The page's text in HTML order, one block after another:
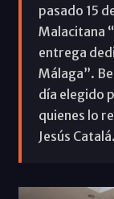
pasado 15
Malacitana
entrega
Málaga”.
día elegido
quienes lo
Jesús Catalá.